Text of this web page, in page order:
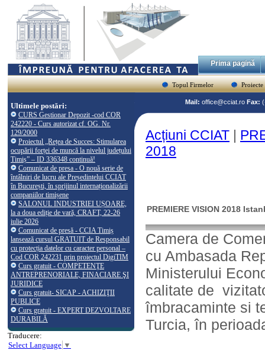
Prima pagină
Topul Firmelor Proiecte
Ultimele postări:
CURS Gestionar Depozit -cod COR
242220 - Curs autorizat cf. OG. Nr.
129/2000
Proiectul „Rețea de Succes: Stimularea
ocupării forței de muncă la nivelul județului
Timiș” – ID 336348 continuă!
Comunicat de presa - O nouă serie de
întâlniri de lucru ale Președintelui CCIAT
în București, în sprijinul internaționalizării
companiilor timișene
SALONUL INDUSTRIEI UȘOARE,
la a doua ediție de vară, CRAFT, 22-26
iulie 2026
Comunicat de presă - CCIA Timiș
lansează cursul GRATUIT de Responsabil
cu protecția datelor cu caracter personal –
Cod COR 242231 prin proiectul DigiTIM
Curs gratuit - COMPETENŢE
ANTREPRENORIALE, FINACIARE ŞI
JURIDICE
Curs gratuit- SICAP - ACHIZIŢII
PUBLICE
Curs gratuit - EXPERT DEZVOLTARE
DURABILĂ
Traducere:
Select Language ▼
Mail: office@cciat.ro Fax:
Acțiuni CCIAT |
2018
PREMIERE VISION 2018
Camera de
cu Ambasada
Ministerului
calitate de
îmbracaminte si
Turcia, în